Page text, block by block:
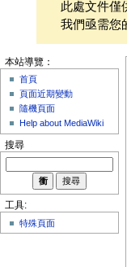
此處文件僅
我們亟需您
本站導覽：
首頁
頁面近期變動
隨機頁面
Help about MediaWiki
搜尋
工具:
特殊頁面